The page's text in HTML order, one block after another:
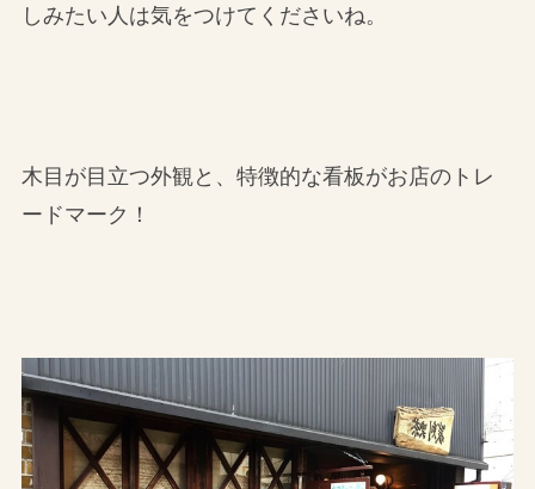
しみたい人は気をつけてくださいね。
木目が目立つ外観と、特徴的な看板がお店のトレ
ードマーク！